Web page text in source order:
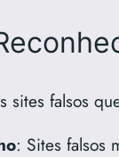
sites falsos
: Sites falsos